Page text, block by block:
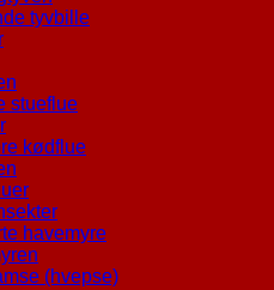
tyvbille
stueflue
kødflue
havemyre
(hvepse)